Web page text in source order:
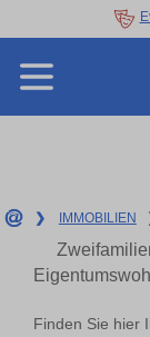
❯ IMMOBILIEN
Finden Sie hier